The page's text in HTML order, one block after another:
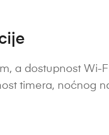
a dostupnost Wi-
timera, noćnog